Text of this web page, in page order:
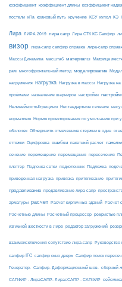
коэффициент коэффициент длины коэффициент
постели кПа крановый путь кручение КСУ купол КЭ
Лира ЛИРА 2019 лира сапр Лира СТК КС Сапфир
визор лира-сапр сапфир справка лира-сапр
Массы Динамика масштаб материалы Матрица
рам многофронтальный метод моделирование
нагружения нагрузка Нагрузка в массы Нагрузка
проёмами назначение шарниров настройки
Нелинейность#трещины Нестандартные сечения
нормативы Нормы проектирования по умолчанию при
оболочек Объединить отмеченные стержни в один
оттяжки Оцифровка ошибки пакетный расчет
сечение перемещение перемещения пересечения
плоттер Подгонка сетки подколонник Подложка
приведенная нагрузка привязка притягивание
продавливание продавливание лира сапр
арматуры расчет Расчет кирпичных зданий Расчет
Расчетные длины Расчетный процессор ребристые
изгибной жесткости в Лире редактор загружений
взаимоисключения сопутствие лира-сапр
сапфир IFC сапфир окно дверь Сапфир поиск
Генератор. Сапфир. Деформационный шов. сборный
САПФИР - ЛираСАПР. ЛирасСАПР - САПФИР сейсмика